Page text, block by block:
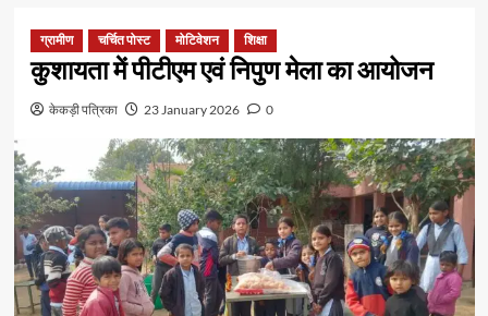
ग्रामीण चर्चित पोस्ट मोटिवेशन शिक्षा
कुशायता में पीटीएम एवं निपुण मेला का आयोजन
केकड़ी पत्रिका 23 January 2026 0